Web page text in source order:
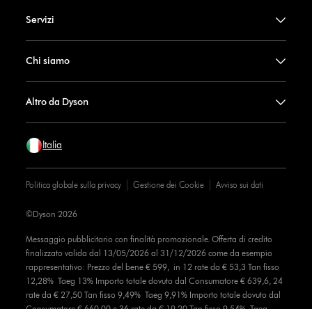
Servizi
Chi siamo
Altro da Dyson
Italia
Politica globale sulla privacy Gestione dei Cookie Avviso sui dati
Messaggio pubblicitario con finalità promozionale. Offerta di credito
finalizzato valida dal 13/05/2026 al 31/12/2026 come da esempio
rappresentativo: Prezzo del bene € 599, in 12 rate da € 53,3 Tan fisso
12,28% Taeg 13% Importo totale dovuto dal Consumatore € 639,6, 24
rate da € 27,50 Tan fisso 9,49% Taeg 9,91% Importo totale dovuto dal
©Dyson 2026